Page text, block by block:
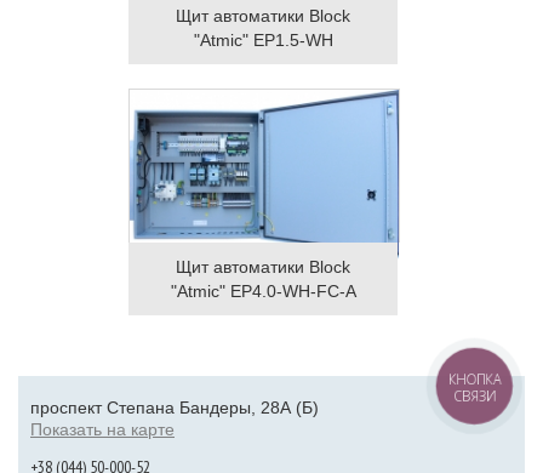
Щит автоматики Block
"Atmic" EP1.5-WH
Щит автоматики Block
"Atmic" EP4.0-WH-FC-A
проспект Степана Бандеры, 28А (Б)
Показать на карте
+38 (044) 50-000-52
КНОПКА
СВЯЗИ